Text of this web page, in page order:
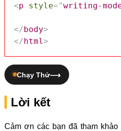
<p style="writing-
</body>
</html>
Chạy Thử
Lời kết
Cảm ơn các bạn đã tham